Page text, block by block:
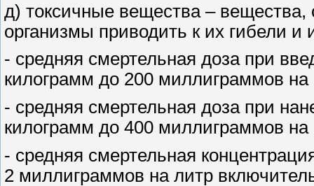
д) токсичные вещества –
организмы приводить к их гибели
- средняя смертельная доза при
килограмм до 200 миллиграммов
- средняя смертельная доза при
килограмм до 400 миллиграммов
- средняя смертельная
2 миллиграммов на литр